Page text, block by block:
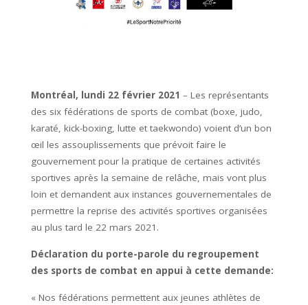
Montréal, lundi 22 février 2021 – Les représentants
des six fédérations de sports de combat (boxe, judo,
karaté, kick-boxing, lutte et taekwondo) voient d’un bon
œil les assouplissements que prévoit faire le
gouvernement pour la pratique de certaines activités
sportives après la semaine de relâche, mais vont plus
loin et demandent aux instances gouvernementales de
permettre la reprise des activités sportives organisées
au plus tard le 22 mars 2021.
Déclaration du porte-parole du regroupement
des sports de combat en appui à cette demande:
« Nos fédérations permettent aux jeunes athlètes de